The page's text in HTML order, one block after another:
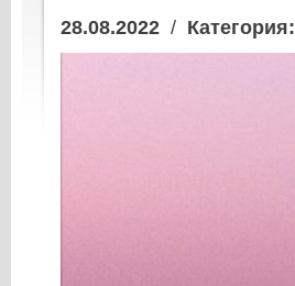
28.08.2022 / Категория: